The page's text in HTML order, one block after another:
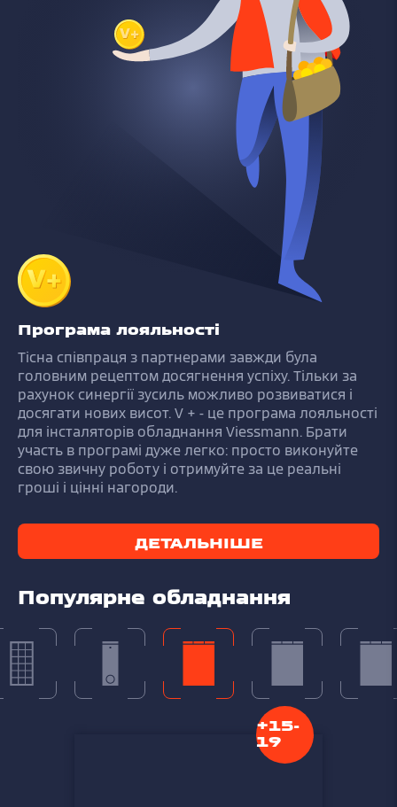
Програма лояльності
Тісна співпраця з партнерами завжди була
головним рецептом досягнення успіху. Тільки за
рахунок синергії зусиль можливо розвиватися і
досягати нових висот. V + - це програма лояльності
для інсталяторів обладнання Viessmann. Брати
участь в програмі дуже легко: просто виконуйте
свою звичну роботу і отримуйте за це реальні
гроші і цінні нагороди.
ДЕТАЛЬНІШЕ
Популярне обладнання
+15-
19